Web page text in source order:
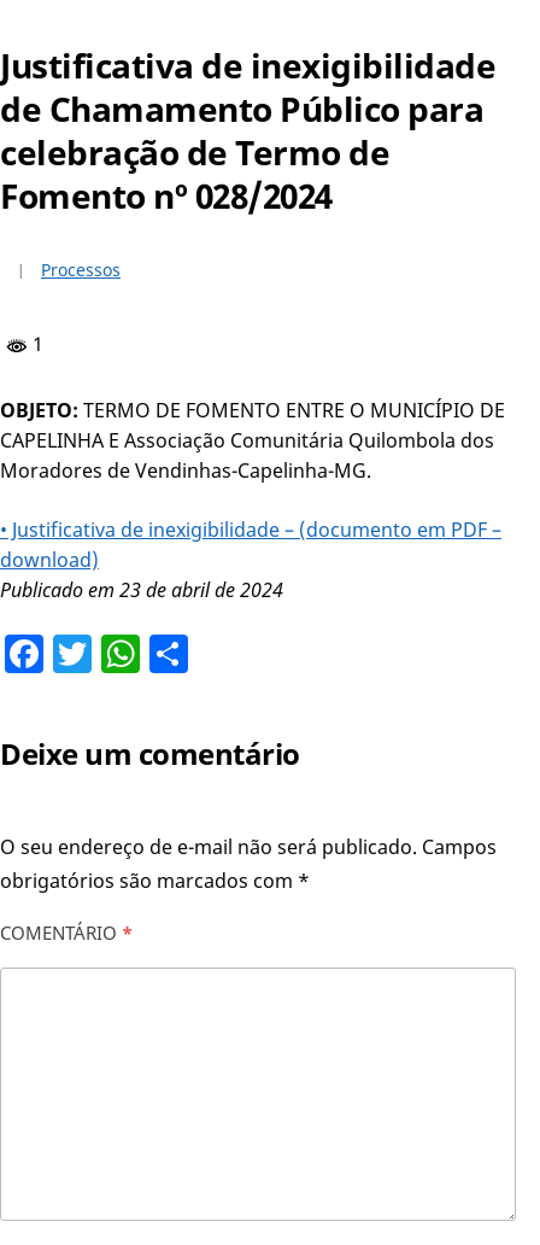
Justificativa de inexigibilidade
de Chamamento Público para
celebração de Termo de
Fomento nº 028/2024
Processos
1
OBJETO: TERMO DE FOMENTO ENTRE O MUNICÍPIO DE
CAPELINHA E Associação Comunitária Quilombola dos
Moradores de Vendinhas-Capelinha-MG.
• Justificativa de inexigibilidade – (documento em PDF –
download)
Publicado em 23 de abril de 2024
Facebook
TwitterWhatsApp
Deixe um comentário
O seu endereço de e-mail não será publicado. Campos
obrigatórios são marcados com *
COMENTÁRIO *